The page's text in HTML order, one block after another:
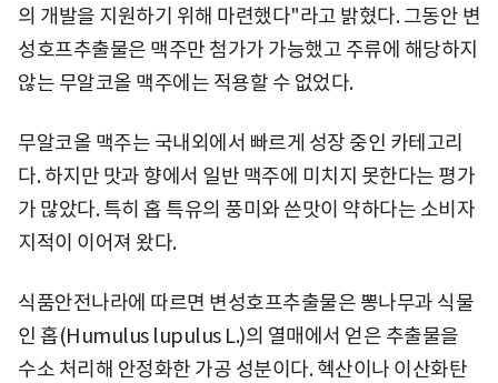
의 개발을 지원하기 위해 마련했다"라고 밝혔다. 그동안 변
성호프추출물은 맥주만 첨가가 가능했고 주류에 해당하지
않는 무알코올 맥주에는 적용할 수 없었다.
무알코올 맥주는 국내외에서 빠르게 성장 중인 카테고리
다. 하지만 맛과 향에서 일반 맥주에 미치지 못한다는 평가
가 많았다. 특히 홉 특유의 풍미와 쓴맛이 약하다는 소비자
지적이 이어져 왔다.
식품안전나라에 따르면 변성호프추출물은 뽕나무과 식물
인 홉(Humulus lupulus L.)의 열매에서 얻은 추출물을
수소 처리해 안정화한 가공 성분이다. 헥산이나 이산화탄